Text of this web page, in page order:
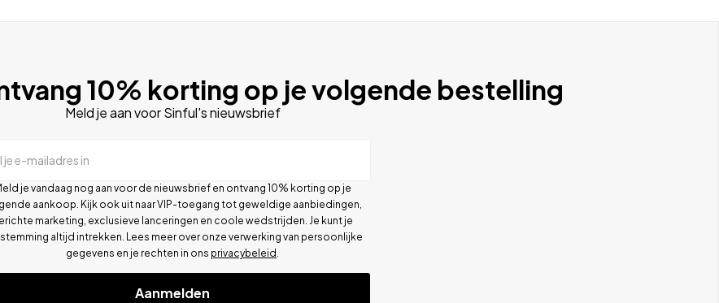
10% korting op je volgende bestelling
Meld je aan voor Sinful's nieuwsbrief
je e-mailadres in
je vandaag nog aan voor de nieuwsbrief en ontvang 10% korting op je
aankoop. Kijk ook uit naar VIP-toegang tot geweldige aanbiedingen,
marketing, exclusieve lanceringen en coole wedstrijden. Je kunt je
altijd intrekken. Lees meer over onze verwerking van persoonlijke
gegevens en je rechten in ons privacybeleid
Aanmelden